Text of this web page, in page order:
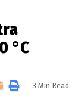
°C
3 Min Read